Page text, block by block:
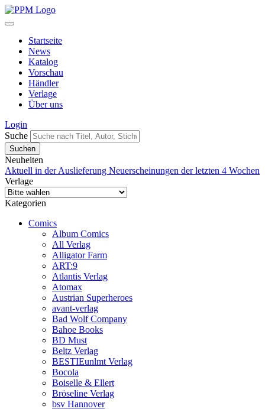
Startseite
News
Katalog
Vorschau
Händler
Verlage
Über uns
Login
Suche
Neuheiten
Aktuell in der Auslieferung Neuerscheinungen der letzten 4 Wochen
Verlage
Kategorien
Comics
Album Comics
All Verlag
Alligator Farm
ART:9
Atlantis Verlag
Atomax
Austrian Superheroes
avant-verlag
Bad Wolf Company
Bahoe Books
BD Must
Beltz Verlag
BESTIEunlmt Verlag
Bocola
Boiselle & Ellert
Bröseline Verlag
bsv Hannover